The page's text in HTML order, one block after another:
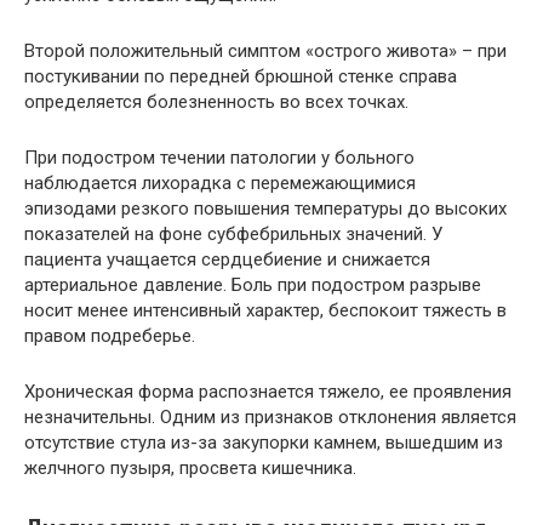
Второй положительный симптом «острого живота» – при
постукивании по передней брюшной стенке справа
определяется болезненность во всех точках.
При подостром течении патологии у больного
наблюдается лихорадка с перемежающимися
эпизодами резкого повышения температуры до высоких
показателей на фоне субфебрильных значений. У
пациента учащается сердцебиение и снижается
артериальное давление. Боль при подостром разрыве
носит менее интенсивный характер, беспокоит тяжесть в
правом подреберье.
Хроническая форма распознается тяжело, ее проявления
незначительны. Одним из признаков отклонения является
отсутствие стула из-за закупорки камнем, вышедшим из
желчного пузыря, просвета кишечника.